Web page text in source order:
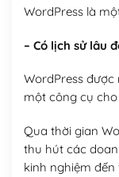
WordPress là
– Có lịch sử lâu
WordPress
một công cụ
Qua thời gian
thu hút các
kinh nghiệm